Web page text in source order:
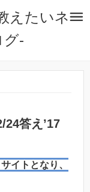
えたいネ
グ-
答え’17
イトとなり、